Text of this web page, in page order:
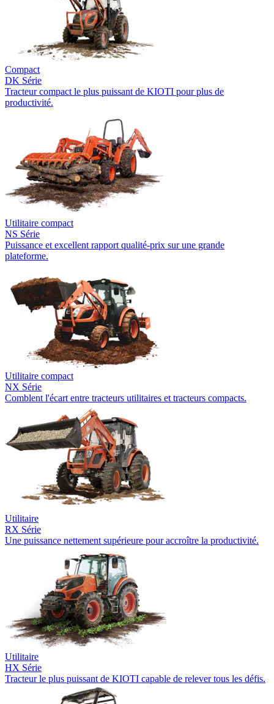
Compact
DK Série
Tracteur compact le plus puissant de KIOTI pour plus de
productivité.
Utilitaire compact
NS Série
Puissance et excellent rapport qualité-prix sur une grande
plateforme.
Utilitaire compact
NX Série
Comblent l'écart entre tracteurs utilitaires et tracteurs compacts.
Utilitaire
RX Série
Une puissance nettement supérieure pour accroître la productivité.
Utilitaire
HX Série
Tracteur le plus puissant de KIOTI capable de relever tous les défis.